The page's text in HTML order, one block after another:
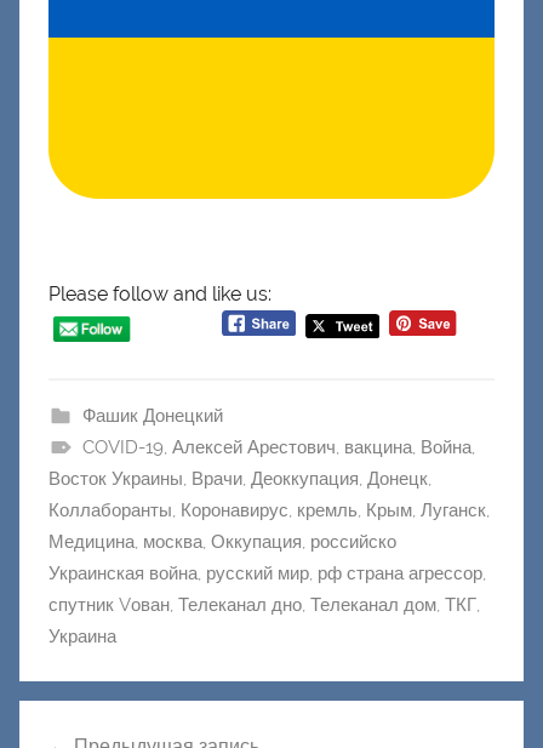
Please follow and like us:
Фашик Донецкий
COVID-19, Алексей Арестович, вакцина, Война,
Восток Украины, Врачи, Деоккупация, Донецк,
Коллаборанты, Коронавирус, кремль, Крым, Луганск,
Медицина, москва, Оккупация, российско
Украинская война, русский мир, рф страна агрессор,
спутник Vован, Телеканал дно, Телеканал дом, ТКГ,
Украина